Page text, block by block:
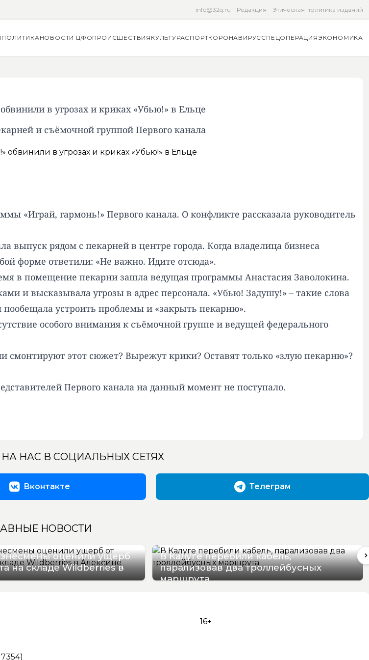
info@32q.ru Редакция Этическая политика изданий
ПОЛИТИКАНОВОСТИ ЦФОПРОИСШЕСТВИЯ КУЛЬТУРАСПОРТКОРОНАВИРУССПЕЦОПЕРАЦИЯЭКОНОМИКА
в угрозах и криках «Убью!» в Ельце
и съёмочной группой Первого канала
«Играй, гармонь!» Первого канала. О конфликте рассказала руководитель
выпуск рядом с пекарней в центре города. Когда владелица бизнеса
форме ответили: «Не важно. Идите отсюда».
в помещение пекарни зашла ведущая программы Анастасия Заволокина.
и высказывала угрозы в адрес персонала. «Убью! Задушу!» – такие слова
устроить проблемы и «закрыть пекарню».
особого внимания к съёмочной группе и ведущей федерального
смонтируют этот сюжет? Вырежут крики? Оставят только «злую пекарню»?
Первого канала на данный момент не поступало.
НАС В СОЦИАЛЬНЫХ СЕТЯХ
Вконтакте Телеграм
НОВОСТИ
оценили ущерб
на складе Wildberries в
В Калуге перебили кабель,
парализовав два троллейбусных
маршрута
16+